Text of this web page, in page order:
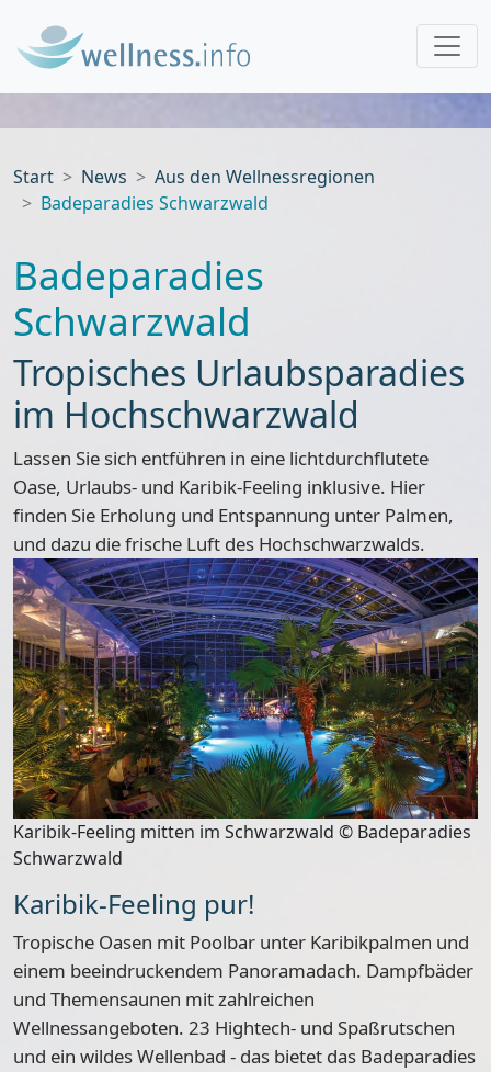
Start News
Aus den Wellnessregionen
Badeparadies Schwarzwald
Badeparadies
Schwarzwald
Tropisches Urlaubsparadies
im Hochschwarzwald
Lassen Sie sich entführen in eine lichtdurchflutete
Oase, Urlaubs- und Karibik-Feeling inklusive. Hier
finden Sie Erholung und Entspannung unter Palmen,
und dazu die frische Luft des Hochschwarzwalds.
Karibik-Feeling mitten im Schwarzwald © Badeparadies
Schwarzwald
Karibik-Feeling pur!
Tropische Oasen mit Poolbar unter Karibikpalmen und
einem beeindruckendem Panoramadach. Dampfbäder
und Themensaunen mit zahlreichen
Wellnessangeboten. 23 Hightech- und Spaßrutschen
und ein wildes Wellenbad - das bietet das Badeparadies